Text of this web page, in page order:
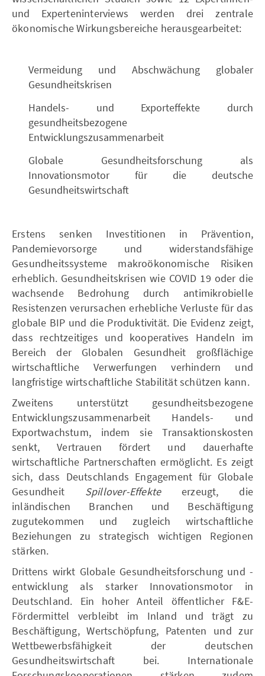
und Experteninterviews werden drei zentrale
ökonomische Wirkungsbereiche herausgearbeitet:
Vermeidung und Abschwächung globaler
Gesundheitskrisen
Handels- und Exporteﬀekte durch
gesundheitsbezogene
Entwicklungszusammenarbeit
Globale Gesundheitsforschung als
Innovationsmotor für die deutsche
Gesundheitswirtschaft
Erstens senken Investitionen in Prävention,
Pandemievorsorge und widerstandsfähige
Gesundheitssysteme makroökonomische Risiken
erheblich. Gesundheitskrisen wie COVID 19 oder die
wachsende Bedrohung durch antimikrobielle
Resistenzen verursachen erhebliche Verluste für das
globale BIP und die Produktivität. Die Evidenz zeigt,
dass rechtzeitiges und kooperatives Handeln im
Bereich der Globalen Gesundheit großflächige
wirtschaftliche Verwerfungen verhindern und
langfristige wirtschaftliche Stabilität schützen kann.
Zweitens unterstützt gesundheitsbezogene
Entwicklungszusammenarbeit Handels- und
Exportwachstum, indem sie Transaktionskosten
senkt, Vertrauen fördert und dauerhafte
wirtschaftliche Partnerschaften ermöglicht. Es zeigt
sich, dass Deutschlands Engagement für Globale
Gesundheit Spillover-Effekteerzeugt, die
inländischen Branchen und Beschäftigung
zugutekommen und zugleich wirtschaftliche
Beziehungen zu strategisch wichtigen Regionen
stärken.
Drittens wirkt Globale Gesundheitsforschung und -
entwicklung als starker Innovationsmotor in
Deutschland. Ein hoher Anteil öffentlicher F&E-
Fördermittel verbleibt im Inland und trägt zu
Beschäftigung, Wertschöpfung, Patenten und zur
Wettbewerbsfähigkeit der deutschen
Gesundheitswirtschaft bei. Internationale